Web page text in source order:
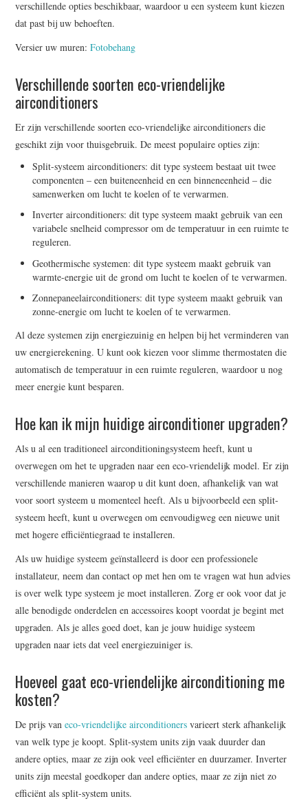
verschillende opties beschikbaar, waardoor u een systeem kunt kiezen
dat past bij uw behoeften.
Versier uw muren:Fotobehang
Verschillende soorten eco-vriendelijke
airconditioners
Er zijn verschillende soorten eco-vriendelijke airconditioners die
geschikt zijn voor thuisgebruik. De meest populaire opties zijn:
Split-systeem airconditioners: dit type systeem bestaat uit twee
componenten – een buiteneenheid en een binneneenheid – die
samenwerken om lucht te koelen of te verwarmen.
Inverter airconditioners: dit type systeem maakt gebruik van een
variabele snelheid compressor om de temperatuur in een ruimte te
reguleren.
Geothermische systemen: dit type systeem maakt gebruik van
warmte-energie uit de grond om lucht te koelen of te verwarmen.
Zonnepaneelairconditioners: dit type systeem maakt gebruik van
zonne-energie om lucht te koelen of te verwarmen.
Al deze systemen zijn energiezuinig en helpen bij het verminderen van
uw energierekening. U kunt ook kiezen voor slimme thermostaten die
automatisch de temperatuur in een ruimte reguleren, waardoor u nog
meer energie kunt besparen.
Hoe kan ik mijn huidige airconditioner upgraden?
Als u al een traditioneel airconditioningsysteem heeft, kunt u
overwegen om het te upgraden naar een eco-vriendelijk model. Er zijn
verschillende manieren waarop u dit kunt doen, afhankelijk van wat
voor soort systeem u momenteel heeft. Als u bijvoorbeeld een split-
systeem heeft, kunt u overwegen om eenvoudigweg een nieuwe unit
met hogere efficiëntiegraad te installeren.
Als uw huidige systeem geïnstalleerd is door een professionele
installateur, neem dan contact op met hen om te vragen wat hun advies
is over welk type systeem je moet installeren. Zorg er ook voor dat je
alle benodigde onderdelen en accessoires koopt voordat je begint met
upgraden. Als je alles goed doet, kan je jouw huidige systeem
upgraden naar iets dat veel energiezuiniger is.
Hoeveel gaat eco-vriendelijke airconditioning me
kosten?
De prijs vaneco-vriendelijke airconditioners varieert sterk afhankelijk
van welk type je koopt. Split-system units zijn vaak duurder dan
andere opties, maar ze zijn ook veel efficiënter en duurzamer. Inverter
units zijn meestal goedkoper dan andere opties, maar ze zijn niet zo
efficiënt als split-system units.